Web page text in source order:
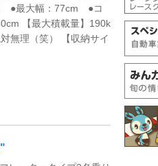
●最大幅：77cm ●コ
【最大積載量】190k
無理（笑） 【収納サイ